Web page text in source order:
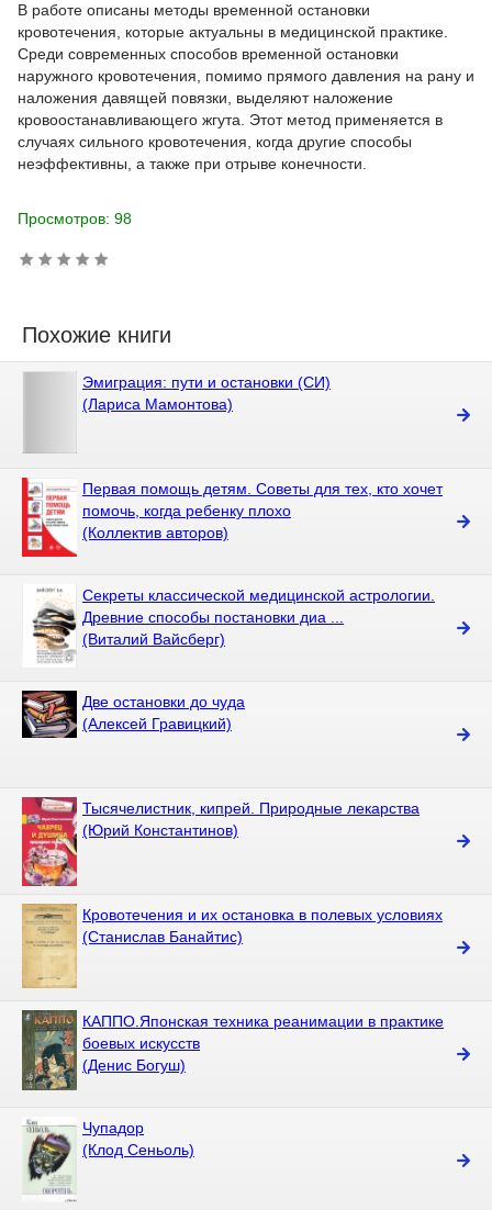
В работе описаны методы временной остановки
кровотечения, которые актуальны в медицинской практике.
Среди современных способов временной остановки
наружного кровотечения, помимо прямого давления на рану и
наложения давящей повязки, выделяют наложение
кровоостанавливающего жгута. Этот метод применяется в
случаях сильного кровотечения, когда другие способы
неэффективны, а также при отрыве конечности.
Просмотров: 98
Похожие книги
Эмиграция: пути и остановки (СИ)
(Лариса Мамонтова)
Первая помощь детям. Советы для тех, кто хочет
помочь, когда ребенку плохо
(Коллектив авторов)
Секреты классической медицинской астрологии.
Древние способы постановки диа ...
(Виталий Вайсберг)
Две остановки до чуда
(Алексей Гравицкий)
Тысячелистник, кипрей. Природные лекарства
(Юрий Константинов)
Кровотечения и их остановка в полевых условиях
(Станислав Банайтис)
КАППО.Японская техника реанимации в практике
боевых искусств
(Денис Богуш)
Чупадор
(Клод Сеньоль)